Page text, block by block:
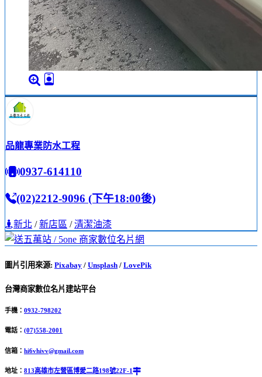
品龍專業防水工程
0937-614110
(02)2212-9096 (下午18:00後)
新北 /新店區 /清潔油漆
圖片引用來源: Pixabay / Unsplash / LovePik
台灣商家數位名片建站平台
手機： 0932-798202
電話： (07)558-2001
信箱： hi6vhivv@gmail.com
地址： 813高雄市左營區博愛二路198號22F-1